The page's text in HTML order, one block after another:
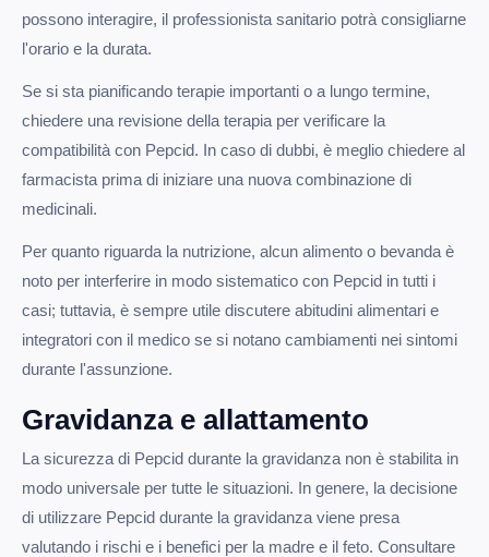
possono interagire, il professionista sanitario potrà consigliarne
l'orario e la durata.
Se si sta pianificando terapie importanti o a lungo termine,
chiedere una revisione della terapia per verificare la
compatibilità con Pepcid. In caso di dubbi, è meglio chiedere al
farmacista prima di iniziare una nuova combinazione di
medicinali.
Per quanto riguarda la nutrizione, alcun alimento o bevanda è
noto per interferire in modo sistematico con Pepcid in tutti i
casi; tuttavia, è sempre utile discutere abitudini alimentari e
integratori con il medico se si notano cambiamenti nei sintomi
durante l'assunzione.
Gravidanza e allattamento
La sicurezza di Pepcid durante la gravidanza non è stabilita in
modo universale per tutte le situazioni. In genere, la decisione
di utilizzare Pepcid durante la gravidanza viene presa
valutando i rischi e i benefici per la madre e il feto. Consultare